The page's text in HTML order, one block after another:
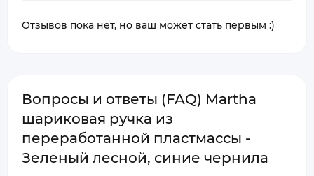
Отзывов пока нет, но ваш может стать первым :)
Вопросы и ответы (FAQ) Martha
шариковая ручка из
переработанной пластмассы -
Зеленый лесной, синие чернила